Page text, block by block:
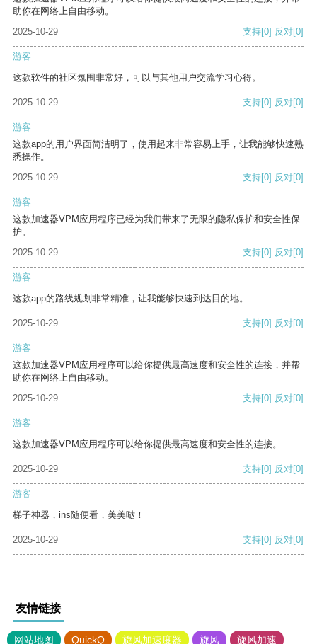
助你在网络上自由移动。
2025-10-29
支持[0] 反对[0]
游客
这款软件的社区氛围非常好，可以与其他用户交流学习心得。
2025-10-29 支持[0] 反对[0]
游客
这款app的用户界面简洁明了，使用起来非常容易上手，让我能够快速熟
悉操作。
2025-10-29
支持[0] 反对[0]
游客
这款加速器VPM应用程序已经为我们带来了无限的隐私保护和安全性保
护。
2025-10-29
支持[0] 反对[0]
游客
这款app的路线规划非常精准，让我能够快速到达目的地。
2025-10-29 支持[0] 反对[0]
游客
这款加速器VPM应用程序可以给你提供最高速度和安全性的连接，并帮
助你在网络上自由移动。
2025-10-29
支持[0] 反对[0]
游客
这款加速器VPM应用程序可以给你提供最高速度和安全性的连接。
2025-10-29 支持[0] 反对[0]
游客
梯子神器，ins随便看，美美哒！
2025-10-29 支持[0] 反对[0]
友情链接
网站地图 QuickQ 旋风加速度器 旋风 旋风加速